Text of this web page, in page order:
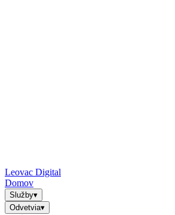
Leovac Digital
Domov
Služby▾
Odvetvia▾